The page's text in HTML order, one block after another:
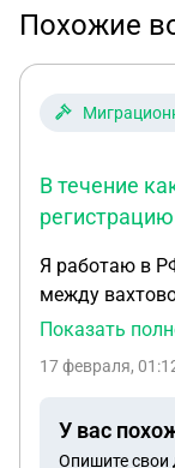
Похожие
В течение
Я работаю в
между вахтового
какого срока
2025 года , до
Показать
17 февраля,
У вас
Опишите свои